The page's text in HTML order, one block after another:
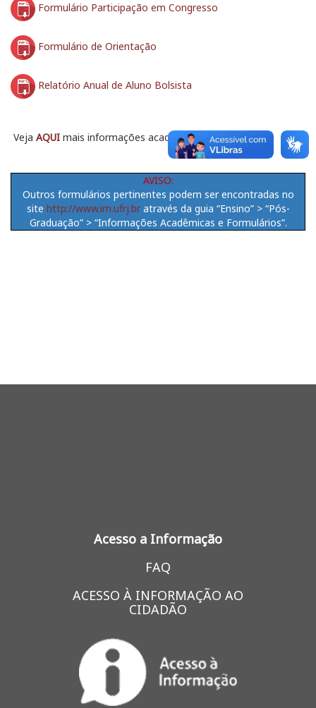
Formulário Participação em Congresso
Formulário de Orientação
Relatório Anual de Aluno Bolsista
Veja AQUI mais informações acadêmicas e formulários
AVISO:
Outros formulários pertinentes podem ser encontradas no
site http://www.im.ufrj.bratravés da guia “Ensino” > “Pós-
Graduação” > “Informações Acadêmicas e Formulários”.
Acesso a Informação
FAQ
ACESSO À INFORMAÇÃO AO
CIDADÃO